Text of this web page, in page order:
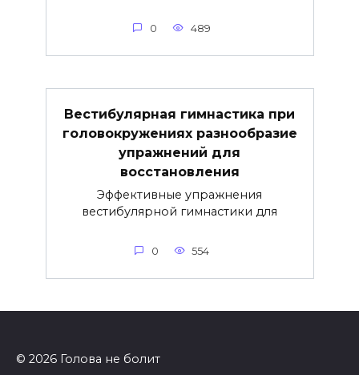
0 489
Вестибулярная гимнастика при
головокружениях разнообразие
упражнений для
восстановления
Эффективные упражнения
вестибулярной гимнастики для
0 554
© 2026 Голова не болит